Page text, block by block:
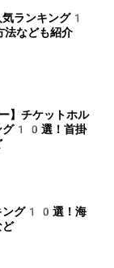
ランキング1
法なども紹介
チケットホル
グ10選！首掛
ング10選！海
ど